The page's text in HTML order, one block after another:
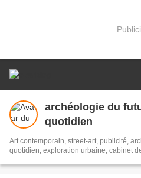
archéologie du
quotidien
Art contemporain, street-art, publicité,
quotidien, exploration urbaine, cabinet